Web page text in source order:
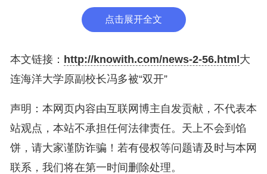
点击展开全文
本文链接： http://knowith.com/news-2-56.html 大
连海洋大学原副校长冯多被“双开”
声明：本网页内容由互联网博主自发贡献，不代表本
站观点，本站不承担任何法律责任。天上不会到馅
饼，请大家谨防诈骗！若有侵权等问题请及时与本网
联系，我们将在第一时间删除处理。